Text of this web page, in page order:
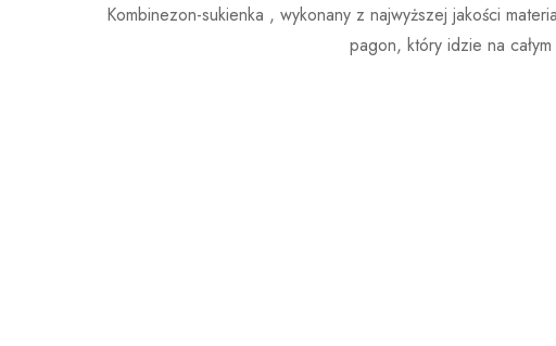
Kombinezon-sukienka , wykonany z najwyższej jakości
pagon, który idzie na